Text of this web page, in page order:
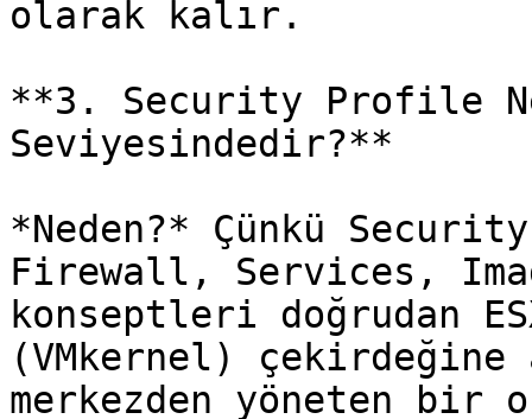
olarak kalır.
**3. Security Profile
Seviyesindedir?**
*Neden?* Çünkü
Firewall, Services,
konseptleri doğrudan
(VMkernel)
merkezden yöneten bir